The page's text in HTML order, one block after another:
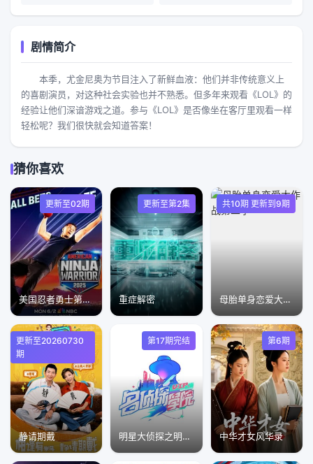
剧情简介
本季，尤金尼奥为节目注入了新鲜血液：他们并非传统意义上
的喜剧演员，对这种社会实验也并不熟悉。但多年来观看《LOL》的
经验让他们深谙游戏之道。参与《LOL》是否像坐在客厅里观看一样
轻松呢？我们很快就会知道答案！
猜你喜欢
更新至02期
美国忍者勇士第十八季
更新至第2集
重症解密
共10期 更新到9期
母胎单身恋爱大作战第二季
更新至20260730
期
静请期戴
第17期完结
明星大侦探之明侦探学院第1季
第6期
中华才女风华录